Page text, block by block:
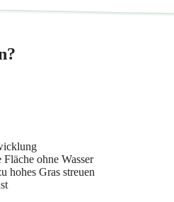
ohne Wasser
hohes Gras streuen